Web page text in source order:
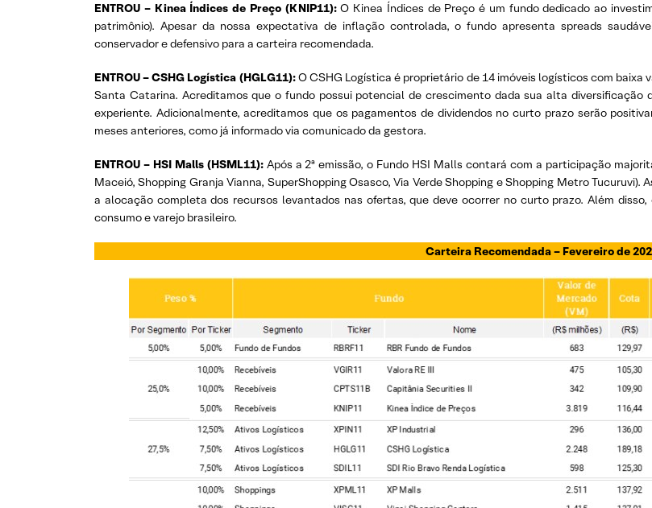
ENTROU – Kinea Índices de Preço (KNIP11):O Kinea Índices de Preço é um fundo dedicado ao
patrimônio). Apesar da nossa expectativa de inflação controlada, o fundo apresenta spreads
conservador e defensivo para a carteira recomendada.
ENTROU – CSHG Logística (HGLG11):O CSHG Logística é proprietário de 14 imóveis logísticos com baixa
Santa Catarina. Acreditamos que o fundo possui potencial de crescimento dada sua alta
experiente. Adicionalmente, acreditamos que os pagamentos de dividendos no curto prazo serão
meses anteriores, como já informado via comunicado da gestora.
ENTROU – HSI Malls (HSML11): Após a 2ª emissão, o Fundo HSI Malls contará com a participação
Maceió, Shopping Granja Vianna, SuperShopping Osasco, Via Verde Shopping e Shopping Metro
a alocação completa dos recursos levantados nas ofertas, que deve ocorrer no curto prazo. Além
consumo e varejo brasileiro.
Carteira Recomendada – Fevereiro de